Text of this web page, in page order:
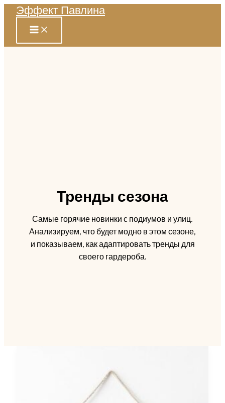
Перейти
содержимому
Эффект Павлина
Тренды сезона
Самые горячие новинки с подиумов и улиц.
Анализируем, что будет модно в этом сезоне,
и показываем, как адаптировать тренды для
своего гардероба.